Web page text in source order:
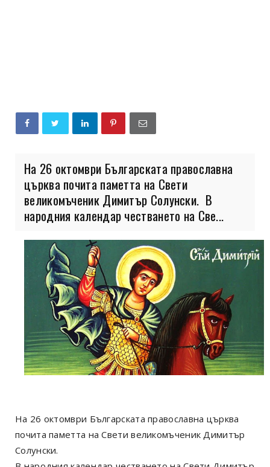
На 26 октомври Българската православна
църква почита паметта на Свети
великомъченик Димитър Солунски. В
народния календар честването на Све...
На 26 октомври Българската православна църква
почита паметта на Свети великомъченик Димитър
Солунски.